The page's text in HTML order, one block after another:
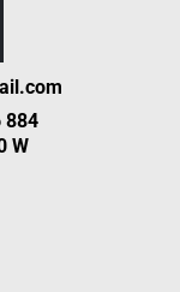
884
W